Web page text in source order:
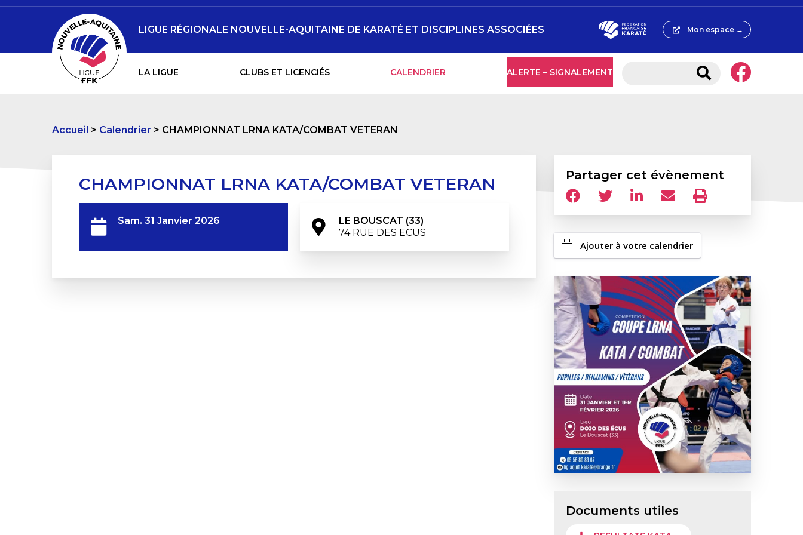
LA LIGUE CLUBS ET LICENCIÉS CALENDRIER ALERTE – SIGNALEMENT
LIGUE RÉGIONALE NOUVELLE-AQUITAINE DE KARATÉ ET DISCIPLINES ASSOCIÉES Mon espace →
Accueil Calendrier CHAMPIONNAT LRNA KATA/COMBAT VETERAN
CHAMPIONNAT LRNA KATA/COMBAT VETERAN
Sam. 31 Janvier 2026
LE BOUSCAT (33)
74 RUE DES ECUS
Partager cet évènement
Ajouter à votre calendrier
Documents utiles